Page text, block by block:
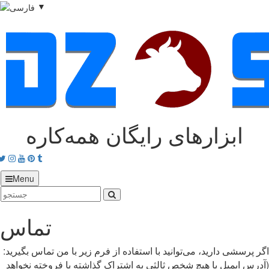
▼
ابزارهای رایگان همه‌کاره
Twitter
Instagram
Youtube
Pinterest
tumblr
Menu
تماس
(آدرس ایمیل با هیچ شخص ثالثی به اشتراک گذاشته یا فروخته نخواهد